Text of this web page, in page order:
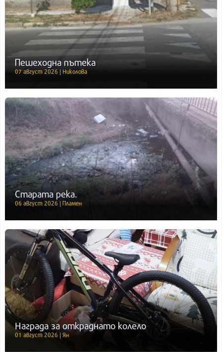
Пешеходна пътека
07 август 2026 | Николова
Старата река.
06 август 2026 | Пламен
Награда за откраднато колело
01 август 2026 | Ян